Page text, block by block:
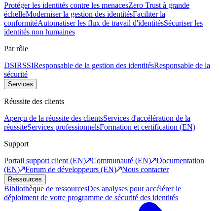
Protéger les identités contre les menacesZero Trust à grande
échelleModerniser la gestion des identitésFaciliter la
conformitéAutomatiser les flux de travail d'identitésSécuriser les
identités non humaines
Par rôle
DSIRSSIResponsable de la gestion des identitésResponsable de la
sécurité
Services
Réussite des clients
Aperçu de la réussite des clientsServices d'accélération de la
réussiteServices professionnelsFormation et certification (EN)
Support
Portail support client (EN)
Communauté (EN)
Documentation
(EN)
Forum de développeurs (EN) Nous contacter
Ressources
Bibliothèque de ressourcesDes analyses pour accélérer le
déploiment de votre programme de sécurité des identités